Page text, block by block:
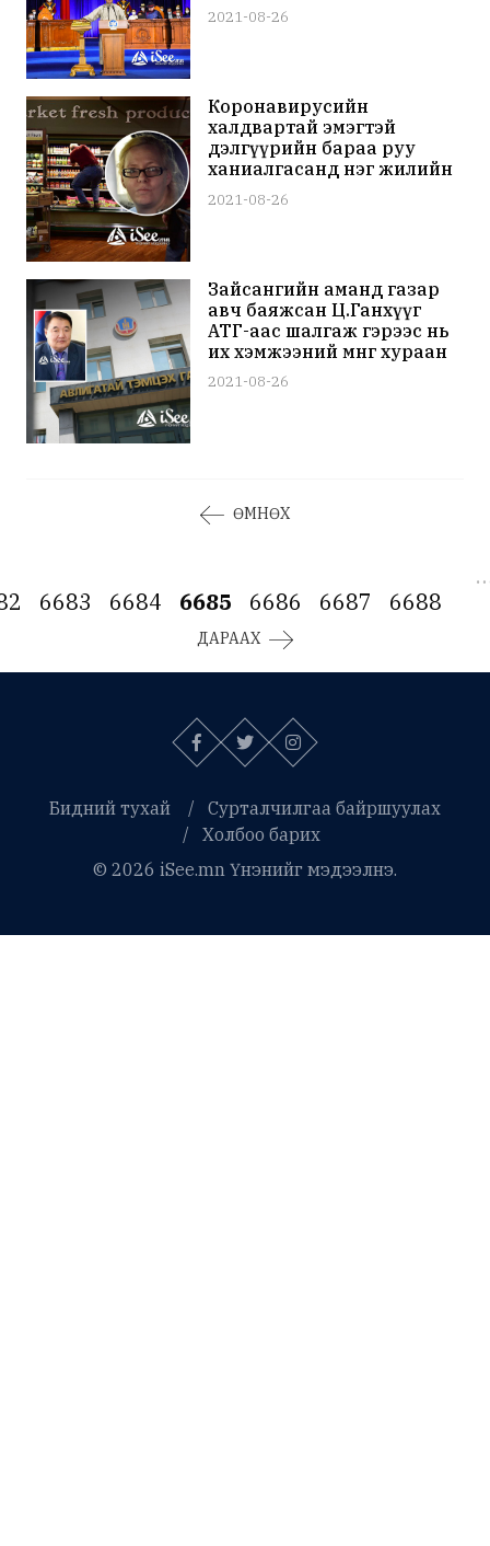
2021-08-26
Коронавирусийн
халдвартай эмэгтэй
дэлгүүрийн бараа руу
ханиалгасанд нэг жилийн
хорих ял авчээ
2021-08-26
Зайсангийн аманд газар
авч баяжсан Ц.Ганхүүг
АТГ-аас шалгаж гэрээс нь
их хэмжээний мөнгө хураан
авчээ
2021-08-26
ӨМНӨХ
6683 6684 6685 6686 6687 6688
ДАРААХ
Бидний тухай
Сурталчилгаа байршуулах
Холбоо барих
© 2026 iSee.mn Үнэнийг мэдээлнэ.